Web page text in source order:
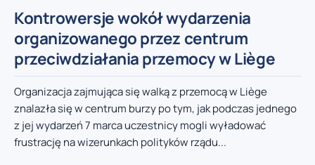
Kontrowersje wokół wydarzenia
organizowanego przez centrum
przeciwdziałania przemocy w Liège
Organizacja zajmująca się walką z przemocą w Liège
znalazła się w centrum burzy po tym, jak podczas jednego
z jej wydarzeń 7 marca uczestnicy mogli wyładować
frustrację na wizerunkach polityków rządu...